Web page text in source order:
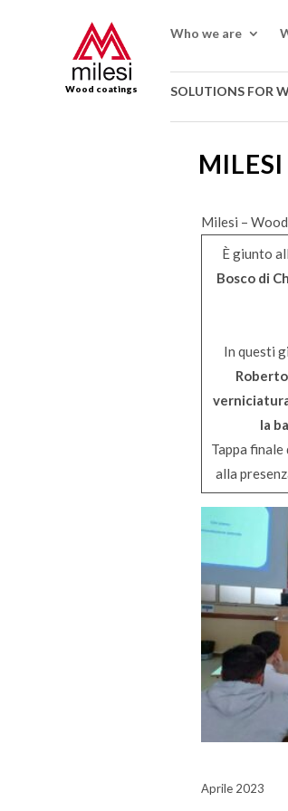
Wood coatings
Who we are
SOLUTIONS FOR
Milesi –
È giunto
Bosco di
In questi
la
Tappa
alla
Aprile 2023